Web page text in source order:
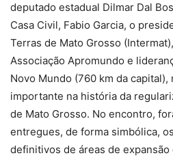
deputado estadual Dilmar Dal
Casa Civil, Fabio Garcia, o
Terras de Mato Grosso
Associação Apromundo e
Novo Mundo (760 km da
importante na história da
de Mato Grosso. No encontro,
entregues, de forma simbólica,
definitivos de áreas de